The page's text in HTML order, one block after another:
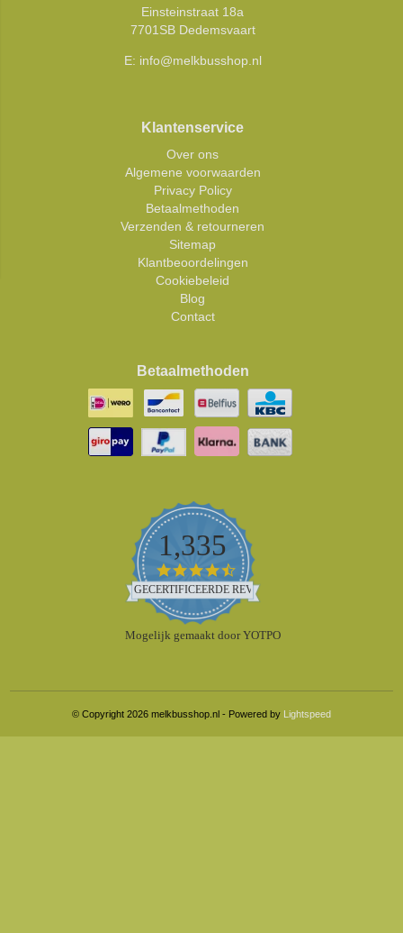
Einsteinstraat 18a
7701SB Dedemsvaart
E: info@melkbusshop.nl
Klantenservice
Over ons
Algemene voorwaarden
Privacy Policy
Betaalmethoden
Verzenden & retourneren
Sitemap
Klantbeoordelingen
Cookiebeleid
Blog
Contact
Betaalmethoden
1,335
4.5
star
rating
GECERTIFICEERDE REVIEWS
Mogelijk gemaakt door YOTPO
© Copyright 2026 melkbusshop.nl - Powered by Lightspeed